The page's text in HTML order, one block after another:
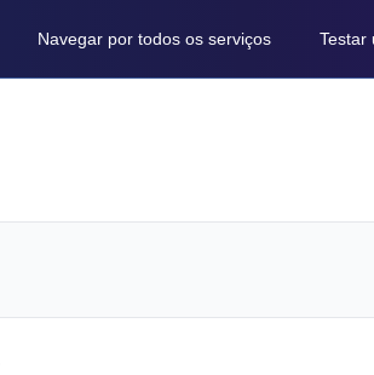
Navegar por todos os serviços Testar